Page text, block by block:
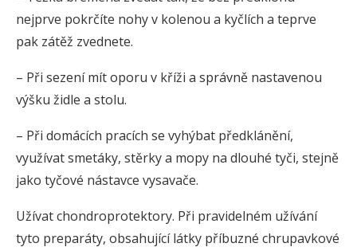
nejprve pokrčíte nohy v kolenou a kyčlích a teprve
pak zátěž zvednete.
– Při sezení mít oporu v kříži a správně nastavenou
výšku židle a stolu.
– Při domácích pracích se vyhýbat předklánění,
využívat smetáky, stěrky a mopy na dlouhé tyči, stejně
jako tyčové nástavce vysavače.
Užívat chondroprotektory. Při pravidelném užívání
tyto preparáty, obsahující látky příbuzné chrupavkové